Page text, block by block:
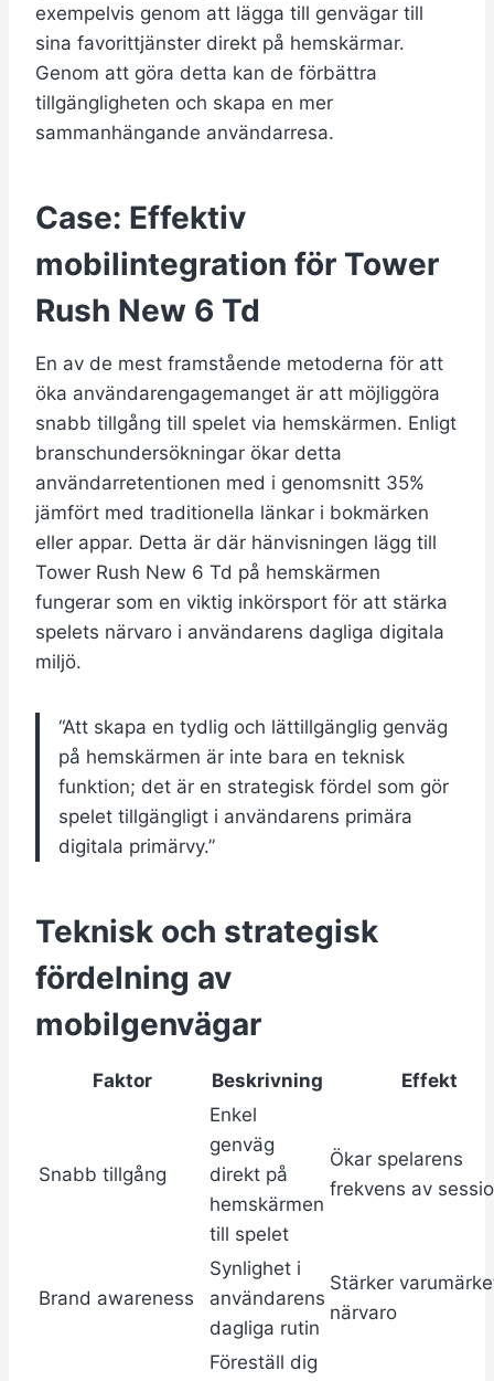
exempelvis genom att lägga till genvägar till
sina favorittjänster direkt på hemskärmar.
Genom att göra detta kan de förbättra
tillgängligheten och skapa en mer
sammanhängande användarresa.
Case: Effektiv
mobilintegration för Tower
Rush New 6 Td
En av de mest framstående metoderna för att
öka användarengagemanget är att möjliggöra
snabb tillgång till spelet via hemskärmen. Enligt
branschundersökningar ökar detta
användarretentionen med i genomsnitt 35%
jämfört med traditionella länkar i bokmärken
eller appar. Detta är där hänvisningen lägg till
Tower Rush New 6 Td på hemskärmen
fungerar som en viktig inkörsport för att stärka
spelets närvaro i användarens dagliga digitala
miljö.
“Att skapa en tydlig och lättillgänglig genväg
på hemskärmen är inte bara en teknisk
funktion; det är en strategisk fördel som gör
spelet tillgängligt i användarens primära
digitala primärvy.”
Teknisk och strategisk
fördelning av
mobilgenvägar
Faktor Beskrivning Effekt
Snabb tillgång
Enkel
genväg
direkt på
hemskärmen
till spelet
Ökar spelarens
frekvens av
Brand awareness
Synlighet i
användarens
dagliga rutin
Stärker
närvaro
Föreställ dig